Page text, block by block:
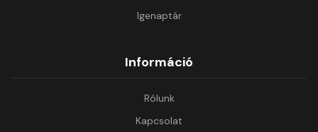
Igenaptár
Információ
Rólunk
Kapcsolat